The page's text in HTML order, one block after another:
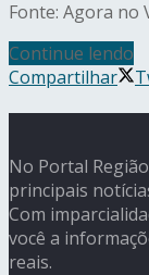
Fonte: Agora no
Continue lendo
Compartilhar
No Portal
principais
Com
você a
reais.